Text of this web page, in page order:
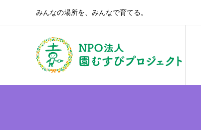
みんなの場所を、みんなで育てる。